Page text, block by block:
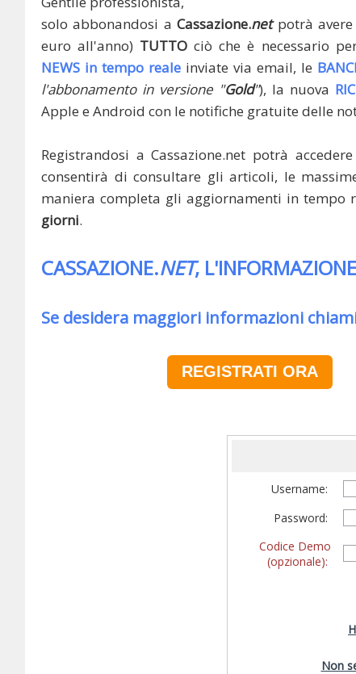
solo abbonandosi aCassazione.netpotrà avere
euro all'anno) TUTTO ciò che è necessario
NEWS in tempo reale inviate via email, le
l'abbonamento in versione "Gold"), la nuova
Apple e Android con le notifiche gratuite delle
Registrandosi a Cassazione.net potrà
consentirà di consultare gli articoli, le
maniera completa gli aggiornamenti in tempo
giorni.
CASSAZIONE.NET,
Se desidera maggiori informazioni
REGISTRATI ORA
Username:
Password:
Codice Demo
(opzionale):
Non